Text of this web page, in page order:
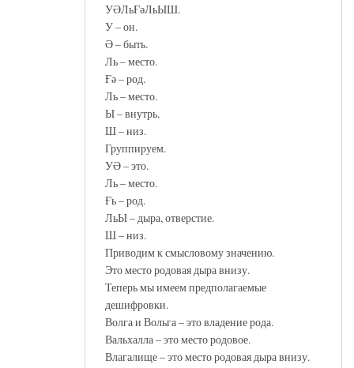
УӘЛьҒәЛьЫШ.
У – он.
Ә – быть.
Ль – место.
Ғә – род.
Ль – место.
Ы – внутрь.
Ш – низ.
Группируем.
УӘ – это.
Ль – место.
Ғь – род.
ЛьЫ – дыра, отверстие.
Ш – низ.
Приводим к смысловому значению.
Это место родовая дыра внизу.
Теперь мы имеем предполагаемые
дешифровки.
Волга и Вольга – это владение рода.
Вальхалла – это место родовое.
Влагалище – это место родовая дыра внизу.